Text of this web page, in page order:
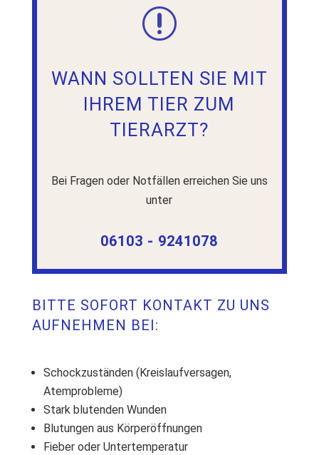
r
WANN SOLLTEN SIE MIT
IHREM TIER ZUM
TIERARZT?
Bei Fragen oder Notfällen erreichen Sie uns
unter
06103 - 9241078
BITTE SOFORT KONTAKT ZU UNS
AUFNEHMEN BEI:
Schockzuständen (Kreislaufversagen,
Atemprobleme)
Stark blutenden Wunden
Blutungen aus Körperöffnungen
Fieber oder Untertemperatur